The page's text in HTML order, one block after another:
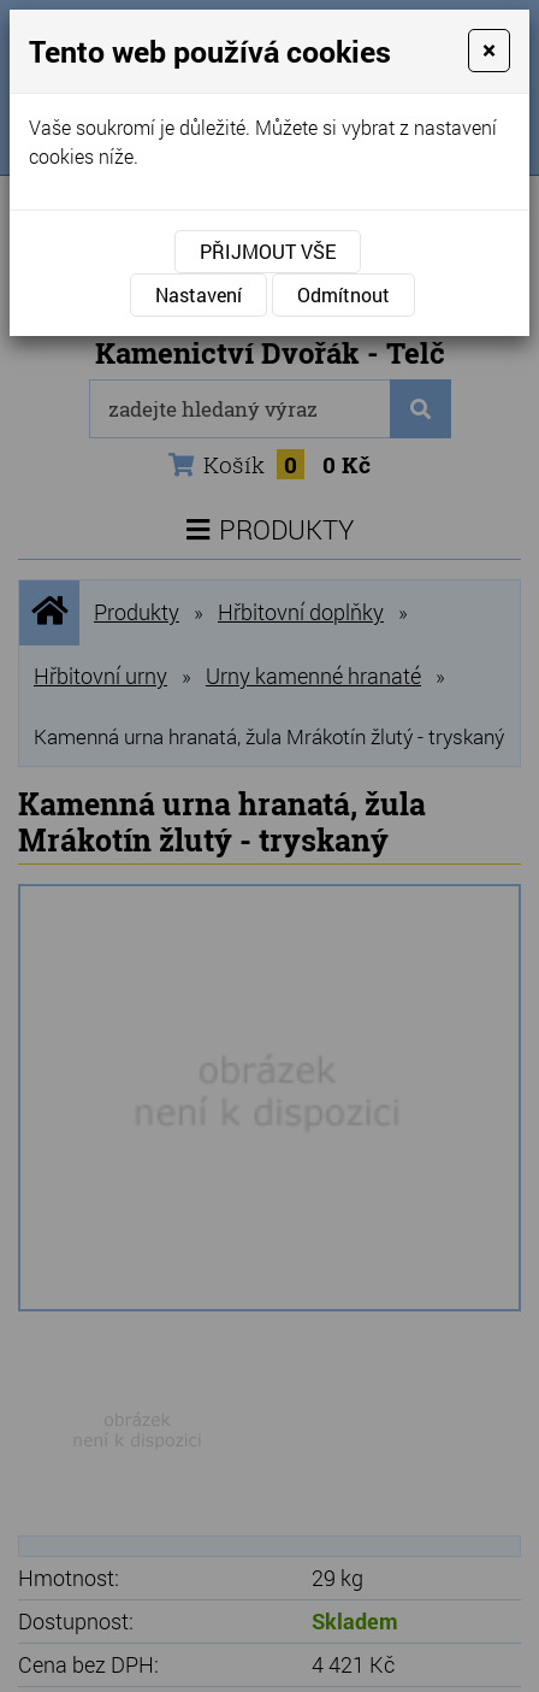
Obchodní podmínky
Kontakty
Naše kamenictví
Sledujte nás na FB
Internetový obchod
Kamenictví Dvořák - Telč
Košík 0 0 Kč
PRODUKTY
NOVINKY
NEJPRODÁVANĚJŠÍ
VÝPRODEJ
Produkty
Grilovací, pečící kameny
Lávové grilovací kameny
Kamenné truhlíky
Zvířecí náhrobky a pomníčky
Kamenné stoly, konferenční stolky
Gabiony, gabionový kámen
Úvodní
stránka
Produkty » Hřbitovní doplňky »
Hřbitovní urny » Urny kamenné hranaté »
Kamenná urna hranatá, žula Mrákotín žlutý - tryskaný
Kamenná urna hranatá, žula
Mrákotín žlutý - tryskaný
Hmotnost:
29 kg
Dostupnost:
Skladem
Cena bez DPH:
4 421 Kč
Tento web používá cookies ×
Vaše soukromí je důležité. Můžete si vybrat z nastavení
cookies níže.
PŘIJMOUT VŠE
Nastavení
Odmítnout